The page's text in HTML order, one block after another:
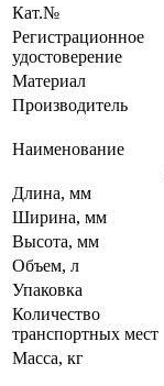
Кат.№
Регистрационное
удостоверение
Материал
Производитель
Наименование
Длина, мм
Ширина, мм
Высота, мм
Объем, л
Упаковка
Количество
транспортных мест
Масса, кг